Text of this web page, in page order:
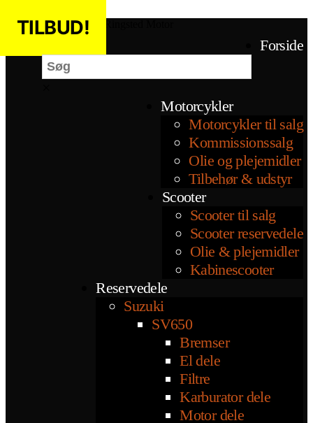
Forside
Motorcykler
Motorcykler til salg
Kommissionssalg
Olie og plejemidler
Tilbehør & udstyr
Scooter
Scooter til salg
Scooter reservedele
Olie & plejemidler
Kabinescooter
Reservedele
Suzuki
SV650
Bremser
El dele
Filtre
Karburator dele
Motor dele
TILBUD!
TILBUD!